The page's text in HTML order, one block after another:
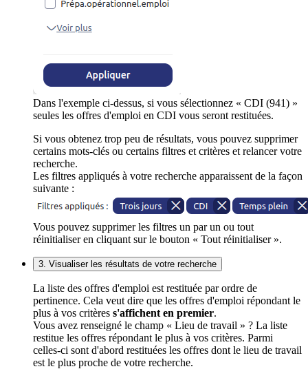
Dans l'exemple ci-dessus, si vous sélectionnez « CDI (941) »
seules les offres d'emploi en CDI vous seront restituées.
Si vous obtenez trop peu de résultats, vous pouvez supprimer
certains mots-clés ou certains filtres et critères et relancer votre
recherche.
Les filtres appliqués à votre recherche apparaissent de la façon
suivante :
Vous pouvez supprimer les filtres un par un ou tout
réinitialiser en cliquant sur le bouton « Tout réinitialiser ».
3. Visualiser les résultats de votre recherche
La liste des offres d'emploi est restituée par ordre de
pertinence. Cela veut dire que les offres d'emploi répondant le
plus à vos critères s'affichent en premier.
Vous avez renseigné le champ « Lieu de travail » ? La liste
restitue les offres répondant le plus à vos critères. Parmi
celles-ci sont d'abord restituées les offres dont le lieu de travail
est le plus proche de votre recherche.